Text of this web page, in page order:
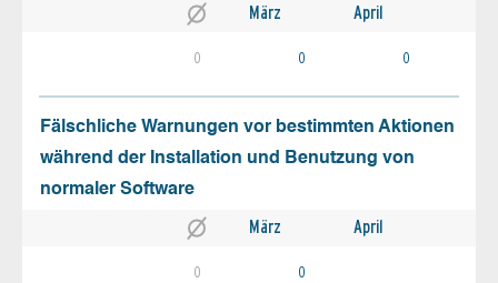
März April
0 0 0
Fälschliche Warnungen vor bestimmten Aktionen
während der Installation und Benutzung von
normaler Software
März April
0 0